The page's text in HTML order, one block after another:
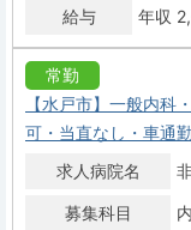
給与 年収
常勤
【水戸市】一般内
可・当直なし・車通
求人病院名
募集科目